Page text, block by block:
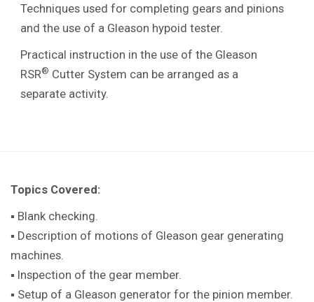
Techniques used for completing gears and pinions
and the use of a Gleason hypoid tester.
Practical instruction in the use of the Gleason
RSR® Cutter System can be arranged as a
separate activity.
Topics Covered:
▪ Blank checking.
▪ Description of motions of Gleason gear generating
machines.
▪ Inspection of the gear member.
▪ Setup of a Gleason generator for the pinion member.